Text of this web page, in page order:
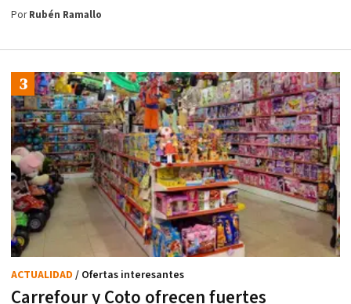
PorRubén Ramallo
Carrefour y Coto ofrecen fuertes
ACTUALIDAD / Ofertas interesantes